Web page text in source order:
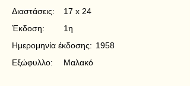
Διαστάσεις:
17 x 24
Έκδοση:
1η
Ημερομηνία έκδοσης: 1958
Εξώφυλλο:
Μαλακό